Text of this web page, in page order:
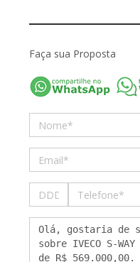
Faça sua Proposta